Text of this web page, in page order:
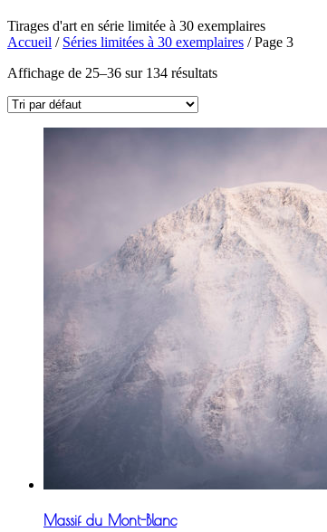
Tirages d'art en série limitée à 30 exemplaires
Accueil / Séries limitées à 30 exemplaires / Page 3
Affichage de 25–36 sur 134 résultats
Massif du Mont-Blanc